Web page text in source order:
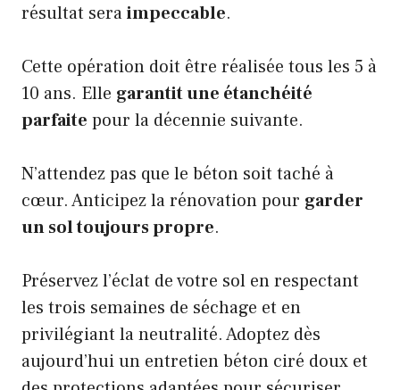
résultat seraimpeccable.
Cette opération doit être réalisée tous les 5 à
10 ans. Elle garantit une étanchéité
parfaite pour la décennie suivante.
N’attendez pas que le béton soit taché à
cœur. Anticipez la rénovation pour garder
un sol toujours propre.
Préservez l’éclat de votre sol en respectant
les trois semaines de séchage et en
privilégiant la neutralité. Adoptez dès
aujourd’hui un entretien béton ciré doux et